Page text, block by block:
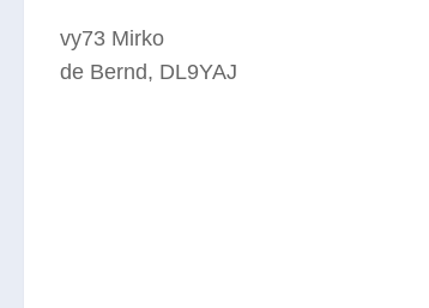
vy73 Mirko
de Bernd, DL9YAJ